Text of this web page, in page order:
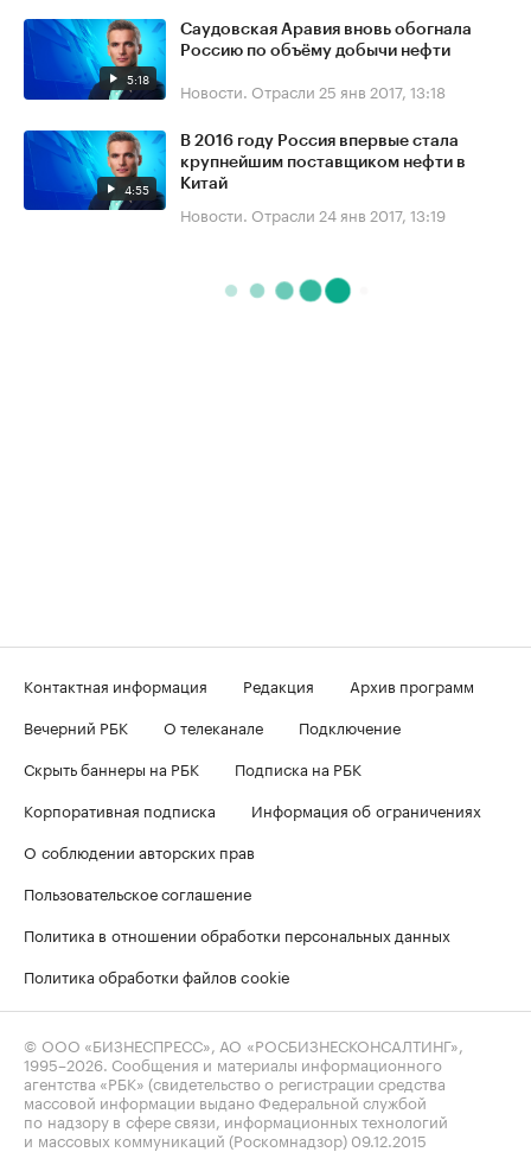
5:18
Саудовская Аравия вновь обогнала
Россию по объёму добычи нефти
Новости. Отрасли 25 янв 2017, 13:18
4:55
В 2016 году Россия впервые стала
крупнейшим поставщиком нефти в
Китай
Новости. Отрасли 24 янв 2017, 13:19
Контактная информация Редакция
Архив программ
Вечерний РБК
О телеканале
Подключение
Скрыть баннеры на РБК
Подписка на РБК
Корпоративная подписка
Информация об ограничениях
О соблюдении авторских прав
Пользовательское соглашение
Политика в отношении обработки персональных данных
Политика обработки файлов cookie
© ООО «БИЗНЕСПРЕСС», АО «РОСБИЗНЕСКОНСАЛТИНГ»,
1995–2026 . Сообщения и материалы информационного
агентства «РБК» (свидетельство о регистрации средства
массовой информации выдано Федеральной службой
по надзору в сфере связи, информационных технологий
и массовых коммуникаций (Роскомнадзор) 09.12.2015